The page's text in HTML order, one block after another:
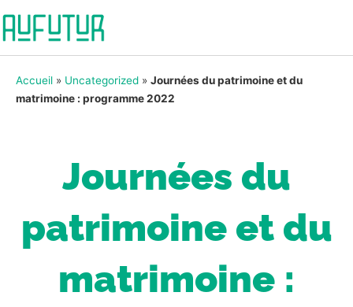
Accueil » Uncategorized » Journées du patrimoine et du
matrimoine : programme 2022
Journées du
patrimoine et du
matrimoine :